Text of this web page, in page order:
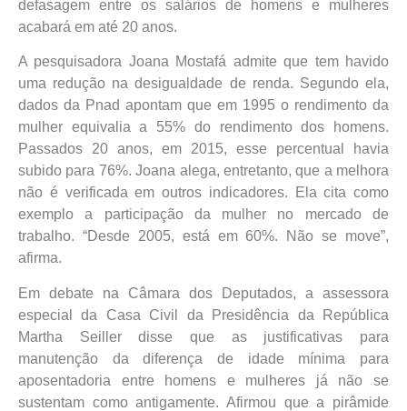
defasagem entre os salários de homens e mulheres
acabará em até 20 anos.
A pesquisadora Joana Mostafá admite que tem havido
uma redução na desigualdade de renda. Segundo ela,
dados da Pnad apontam que em 1995 o rendimento da
mulher equivalia a 55% do rendimento dos homens.
Passados 20 anos, em 2015, esse percentual havia
subido para 76%. Joana alega, entretanto, que a melhora
não é verificada em outros indicadores. Ela cita como
exemplo a participação da mulher no mercado de
trabalho. “Desde 2005, está em 60%. Não se move”,
afirma.
Em debate na Câmara dos Deputados, a assessora
especial da Casa Civil da Presidência da República
Martha Seiller disse que as justificativas para
manutenção da diferença de idade mínima para
aposentadoria entre homens e mulheres já não se
sustentam como antigamente. Afirmou que a pirâmide